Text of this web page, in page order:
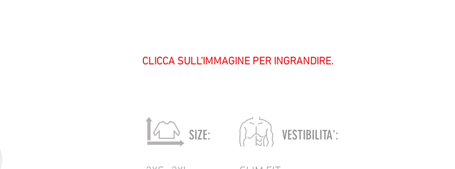
CLICCA SULL'IMMAGINE PER INGRANDIRE.
SIZE: VESTIBILITA':